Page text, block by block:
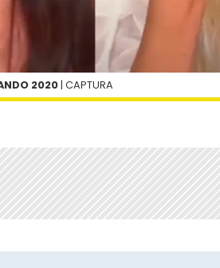
2020 | CAPTURA